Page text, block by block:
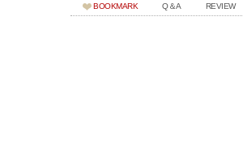
BOOKMARK Q＆A REVIEW